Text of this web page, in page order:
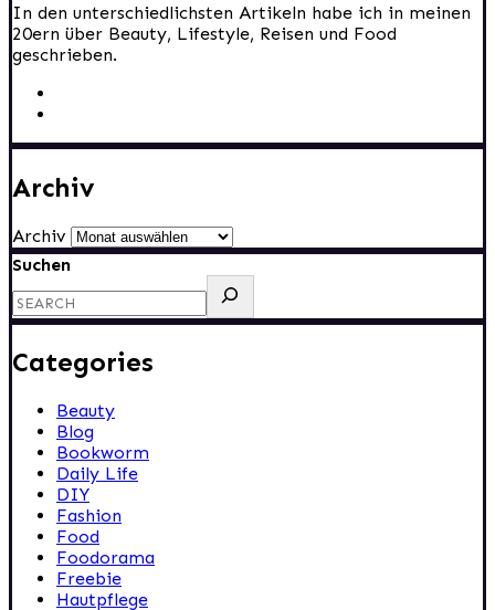
In den unterschiedlichsten Artikeln habe ich in meinen
20ern über Beauty, Lifestyle, Reisen und Food
geschrieben.
Archiv
Archiv
Suchen
Categories
Beauty
Blog
Bookworm
Daily Life
DIY
Fashion
Food
Foodorama
Freebie
Hautpflege